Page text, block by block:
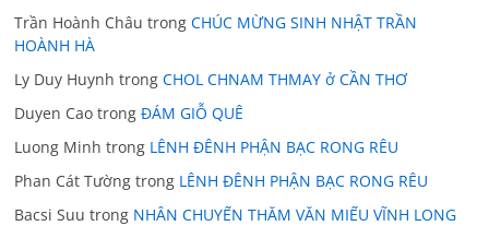
Trần Hoành Châu trongCHÚC MỪNG SINH NHẬT TRẦN
HOÀNH HÀ
Ly Duy Huynh trongCHOL CHNAM THMAY ở CẦN THƠ
Duyen Cao trongĐÁM GIỖ QUÊ
Luong Minh trong LÊNH ĐÊNH PHẬN BẠC RONG RÊU
Phan Cát Tường trong LÊNH ĐÊNH PHẬN BẠC RONG RÊU
Bacsi Suu trong NHÂN CHUYẾN THĂM VĂN MIẾU VĨNH LONG